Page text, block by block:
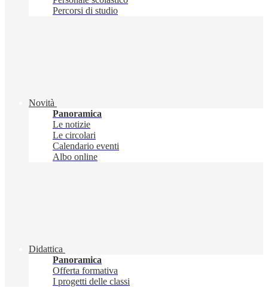
Percorsi di studio
Novità
Panoramica
Le notizie
Le circolari
Calendario eventi
Albo online
Didattica
Panoramica
Offerta formativa
I progetti delle classi